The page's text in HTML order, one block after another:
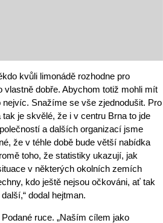
kvůli limonádě rozhodne pro
vlastně dobře. Abychom totiž mohli mít
Snažíme se vše zjednodušit. Pro
je skvělé, že i v centru Brna to jde
a dalších organizací jsme
že v téhle době bude větší nabídka
toho, že statistiky ukazují, jak
v některých okolních zemích
kdo ještě nejsou očkováni, ať tak
dodal hejtman.
ruce. „Naším cílem jako